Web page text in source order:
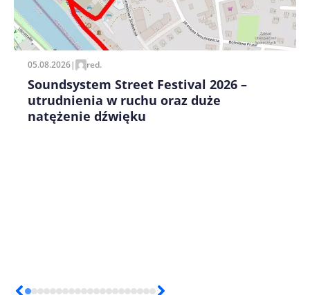
Zapamiętaj moje dane w tej przeglądarce podczas
pisania kolejnych komentarzy.
05.08.2026| red.
Soundsystem Street Festival 2026 –
utrudnienia w ruchu oraz duże
natężenie dźwięku